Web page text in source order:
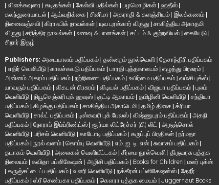
| விளக்கவுரை | கடிதங்கள் | கேள்வி பதில்கள் | பழமொழிகள் | ஹதீஸ் |
கலந்துரையாடல் | ஆய்வறிக்கை | சினிமா | அகராதி & களஞ்சியம் | இலக்கணம் |
நினைவஞ்சலி | கிராஃபிக் நாவல்கள் | யுவ புரஸ்கார் விருது | சாகித்திய அகாதமி
விருது | சரித்திர நாவல்கள் | உணவு & பானங்கள் | சட்டம் & குற்றவியல் | கையேடு |
சிறார் இதழ்
Publishers: அடையாளம் பதிப்பகம் | தன்னறம் நூல்வெளி | தேசாந்திரி பதிப்பகம்
| எதிர் வெளியீடு | காலச்சுவடு பதிப்பகம் | பாரதி புத்தகாலயம் | எழுத்து பிரசுரம் |
அன்னம் அகரம் பதிப்பகம் | நற்றிணை பதிப்பகம் | உயிர்மை பதிப்பகம் | வம்சி புக்ஸ் |
யாவரும் பதிப்பகம் | விகடன் பிரசுரம் | விடியல் பதிப்பகம் | விஜயா பதிப்பகம் | புலம்
வெளியீடு | நியூசெஞ்சுரி புக் ஹவுஸ் | குட்டி ஆகாயம் | தமிழினி வெளியீடு | சந்தியா
பதிப்பகம் | கிழக்கு பதிப்பகம் | சாகித்திய அகாடெமி | தமிழ் திசை | க்ரியா
வெளியீடு | சால்ட் பதிப்பகம் | டிஸ்கவரி புக் பேலஸ் | விஷ்ணுபுரம் பதிப்பகம் | அகநி
பதிப்பகம் | நோராப் இம்ப்ரிண்ட்ஸ் | சூர்யா லிட்ரேச்சர் (பி) லிட் | அருஞ்சொல்
வெளியீடு | பரிசல் வெளியீடு | காடோடி பதிப்பகம் | கருப்புப் பிரதிகள் | நர்மதா
பதிப்பகம் | நூல் வனம் | கொம்பு வெளியீடு | எம். ஐ. டி. எஸ் | சுவாசம் பதிப்பகம் |
தடாகம் வெளியீடு | அலைகள் வெளியீட்டகம் | சீர்மை நூல்வெளி | திருவரசு புத்தக
நிலையம் | கவிதா பப்ளிகேஷன் | அழிசி பதிப்பகம் | Books for Children | மலர் புக்ஸ்
| கருஞ்சட்டைப் பதிப்பகம் | வளரி வெளியீடு | நக்கீரன் பப்ளிகேஷன்ஸ் | தேநீர்
பதிப்பகம் | ஸ்ரீ செண்பகா பதிப்பகம் | கௌரா புத்தக மையம் | Juggernaut Books